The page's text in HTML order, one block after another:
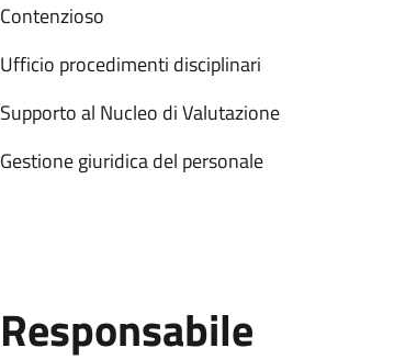
Contenzioso
Ufficio procedimenti disciplinari
Supporto al Nucleo di Valutazione
Gestione giuridica del personale
Responsabile